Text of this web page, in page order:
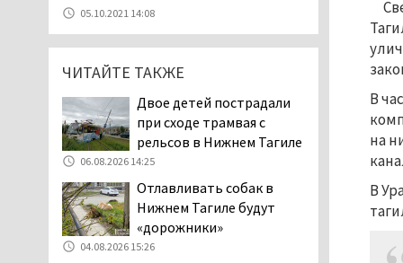
В
на
В
Тагильские спасатели
помогли заблудившемуся
в лесу мужчине найти
06.08.2026 16:28
Прокуратура
Дзержинского района
возбудила административное дело в
отношении «Водоканала-НТ» из-за
отсутствия холодной воды
06.08.2026 15:42
05.10.2021 14:08
ЧИТАЙТЕ ТАКЖЕ
Двое детей пострадали
при сходе трамвая с
рельсов в Нижнем Тагиле
06.08.2026 14:25
Отлавливать собак в
Нижнем Тагиле будут
«дорожники»
04.08.2026 15:26